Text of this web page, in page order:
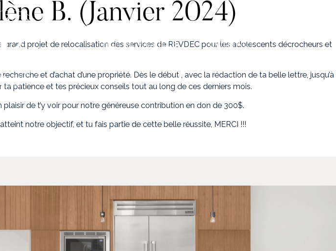
NOTRE FAMILLE CONTACT
B. (Janvier 2024)
projet de relocalisation des services de REVDEC pour les adolescents décrocheurs et
et d’achat d’une propriété. Dès le début , avec la rédaction de ta belle lettre, jusqu’à
patience et tes précieux conseils tout au long de ces derniers mois.
de t’y voir pour notre généreuse contribution en don de 300$.
notre objectif, et tu fais partie de cette belle réussite, MERCI !!!